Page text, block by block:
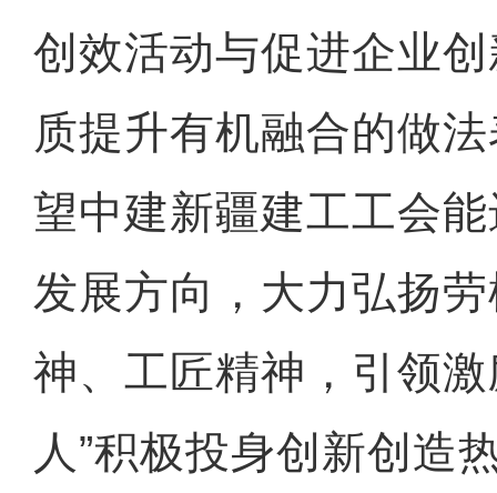
创效活动与促进企业
质提升有机融合的做
望中建新疆建工工会
发展方向，大力弘扬
神、工匠精神，引领
人”积极投身创新创造